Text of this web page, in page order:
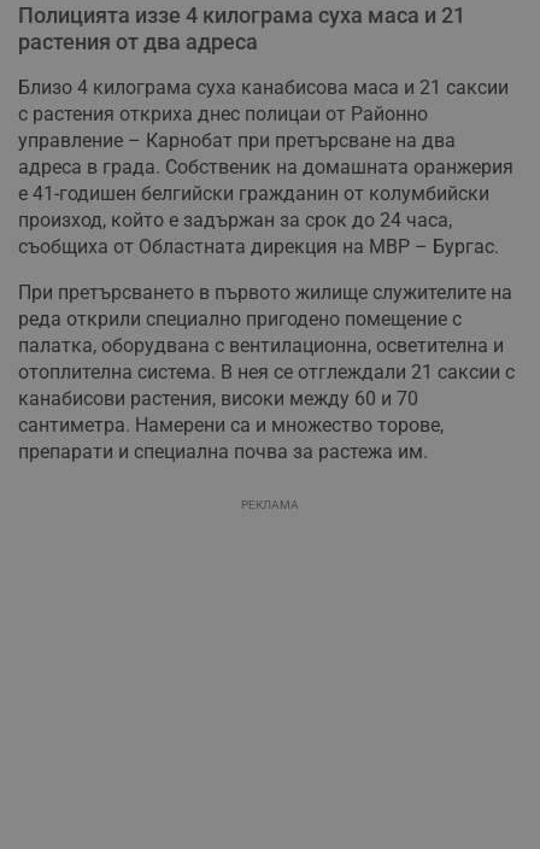
Полицията иззе 4 килограма суха маса и 21
растения от два адреса
Близо 4 килограма суха канабисова маса и 21 саксии
с растения откриха днес полицаи от Районно
управление – Карнобат при претърсване на два
адреса в града. Собственик на домашната оранжерия
е 41-годишен белгийски гражданин от колумбийски
произход, който е задържан за срок до 24 часа,
съобщиха от Областната дирекция на МВР – Бургас.
При претърсването в първото жилище служителите на
реда открили специално пригодено помещение с
палатка, оборудвана с вентилационна, осветителна и
отоплителна система. В нея се отглеждали 21 саксии с
канабисови растения, високи между 60 и 70
сантиметра. Намерени са и множество торове,
препарати и специална почва за растежа им.
РЕКЛАМА